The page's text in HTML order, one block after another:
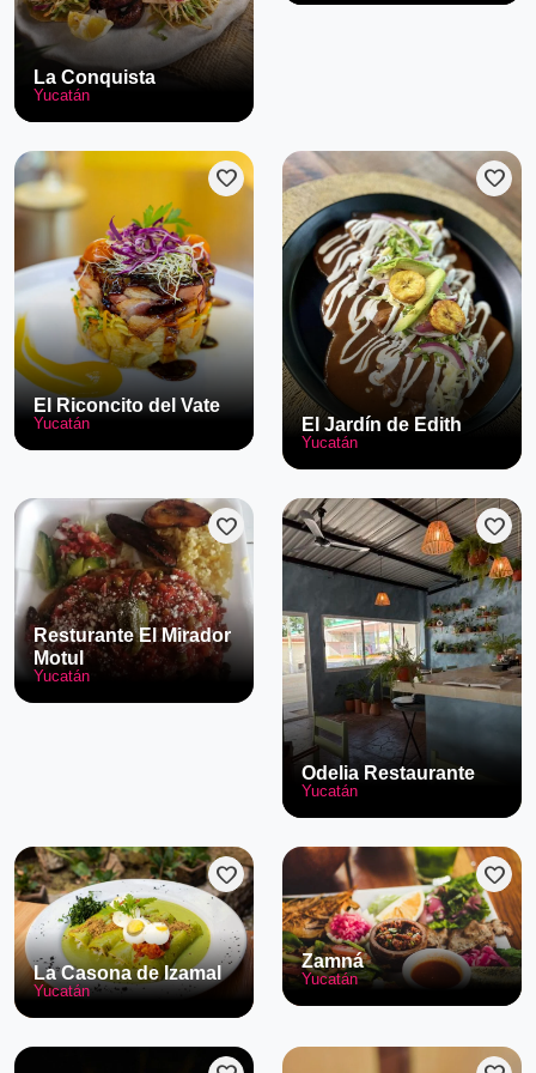
La Conquista
Yucatán
favorite
El Riconcito del Vate
Yucatán
favorite
El Jardín de Edith
Yucatán
favorite
Resturante El Mirador
Motul
Yucatán
favorite
Odelia Restaurante
Yucatán
favorite
La Casona de Izamal
Yucatán
favorite
Zamná
Yucatán